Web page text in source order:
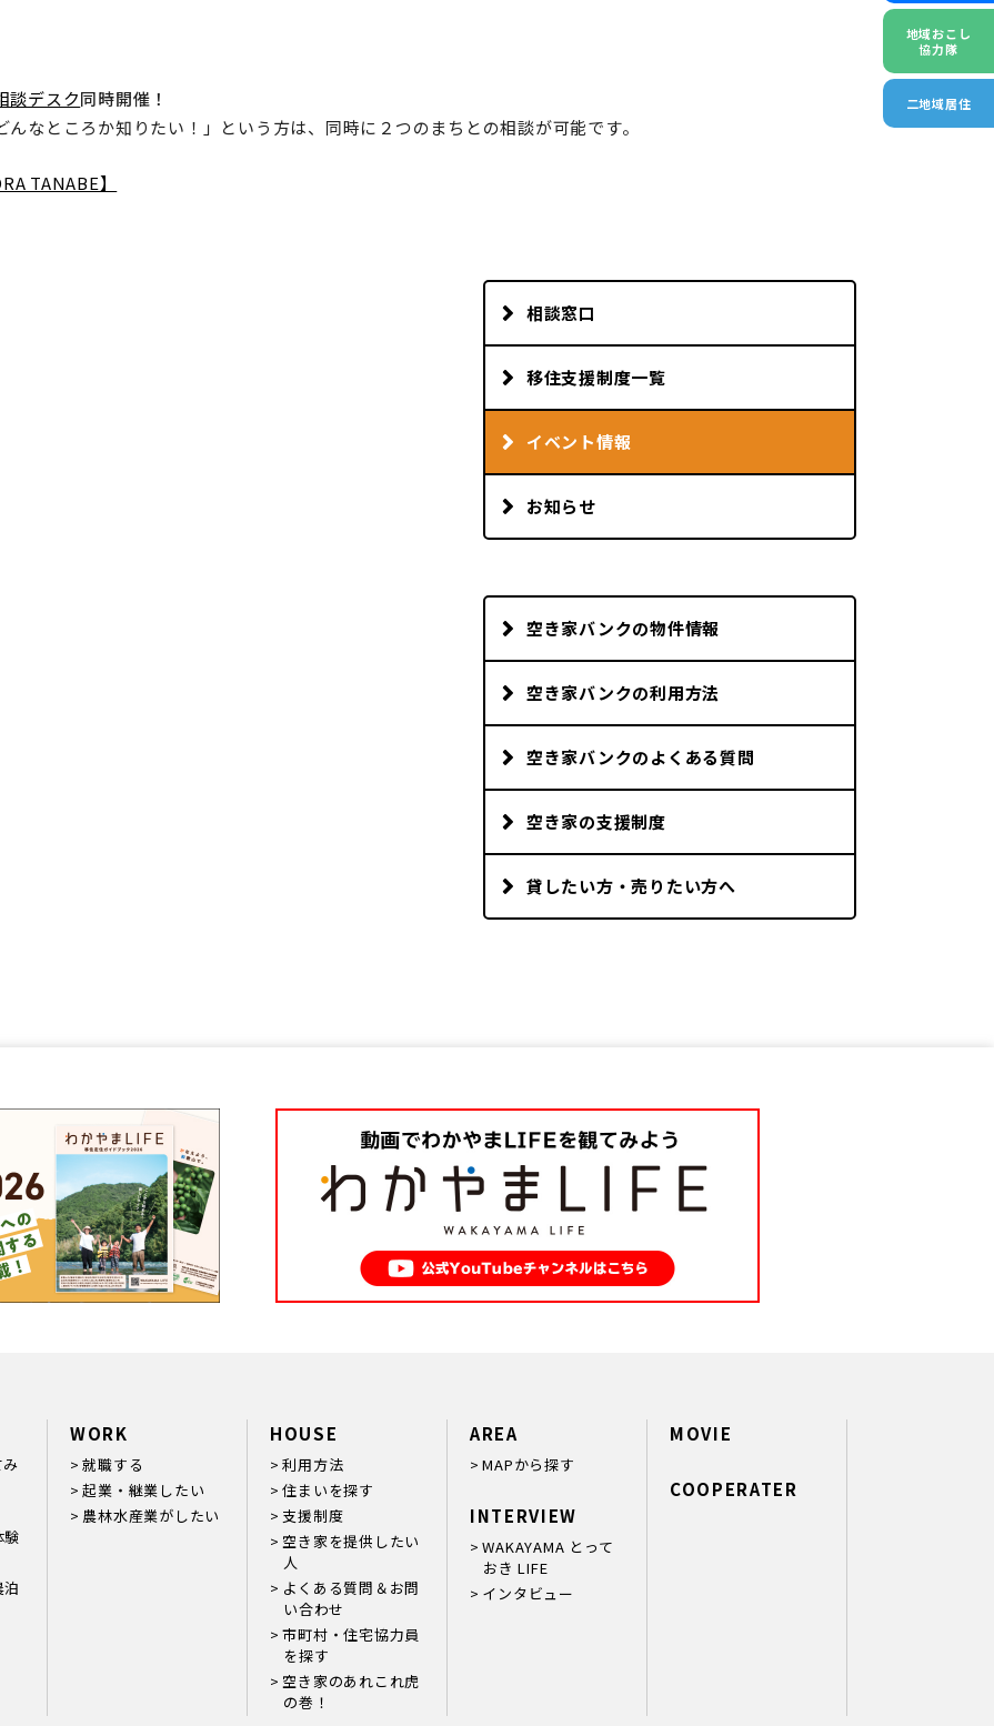
地域おこし
協力隊
二地域居住
談デスク同時開催！
んなところか知りたい！」という方は、同時に２つのまちとの相談が可能です。
TANABE】
相談窓口
移住支援制度一覧
イベント情報
お知らせ
空き家バンクの物件情報
空き家バンクの利用方法
空き家バンクのよくある質問
空き家の支援制度
貸したい方・売りたい方へ
験
WORK
就職する
起業・継業したい
農林水産業がしたい
HOUSE
利用方法
住まいを探す
支援制度
空き家を提供したい
人
よくある質問＆お問
い合わせ
市町村・住宅協力員
を探す
空き家のあれこれ虎
の巻！
AREA
MAPから探す
INTERVIEW
WAKAYAMA とって
おき LIFE
インタビュー
MOVIE
COOPERATER